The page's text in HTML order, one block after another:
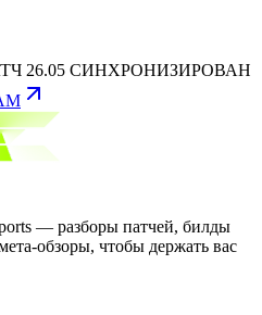
26.05 СИНХРОНИЗИРОВАН
— разборы патчей, билды
обзоры, чтобы держать вас